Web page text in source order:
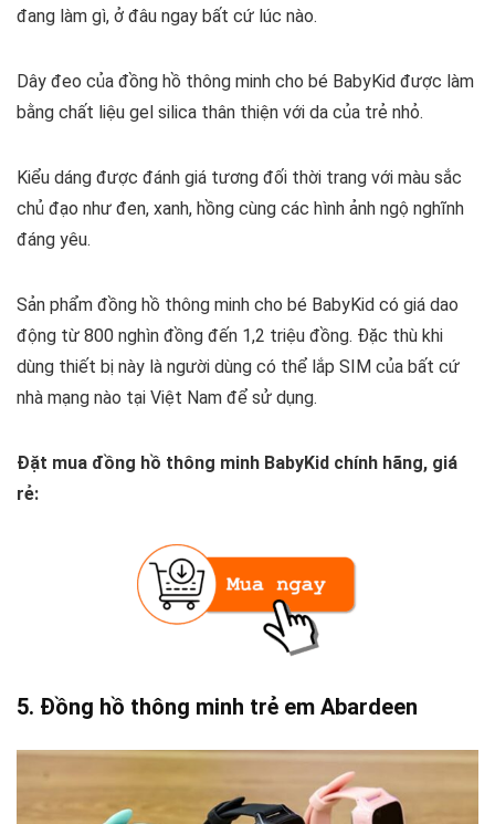
đang làm gì, ở đâu ngay bất cứ lúc nào.
Dây đeo của đồng hồ thông minh cho bé BabyKid được làm
bằng chất liệu gel silica thân thiện với da của trẻ nhỏ.
Kiểu dáng được đánh giá tương đối thời trang với màu sắc
chủ đạo như đen, xanh, hồng cùng các hình ảnh ngộ nghĩnh
đáng yêu.
Sản phẩm đồng hồ thông minh cho bé BabyKid có giá dao
động từ 800 nghìn đồng đến 1,2 triệu đồng. Đặc thù khi
dùng thiết bị này là người dùng có thể lắp SIM của bất cứ
nhà mạng nào tại Việt Nam để sử dụng.
Đặt mua đồng hồ thông minh BabyKid chính hãng, giá
rẻ:
5. Đồng hồ thông minh trẻ em Abardeen